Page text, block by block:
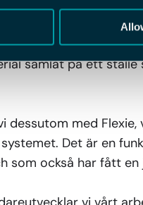
har vi lanserat
samlat på ett
dessutom med
Det är en
som också har fått